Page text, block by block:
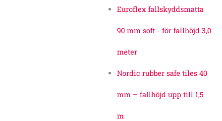
Euroflex fallskyddsmatta
90 mm soft - för fallhöjd 3,0
meter
Nordic rubber safe tiles 40
mm – fallhöjd upp till 1,5
m